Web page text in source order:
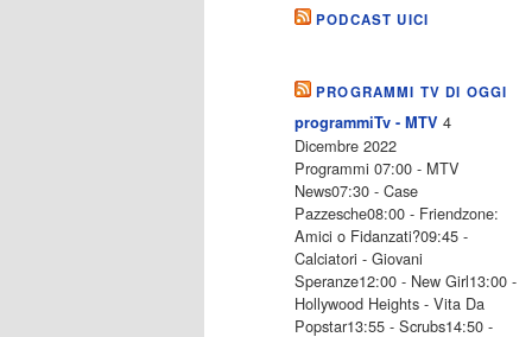
PODCAST UICI
PROGRAMMI TV DI OGGI
programmiTv - MTV 4
Dicembre 2022
Programmi 07:00 - MTV
News07:30 - Case
Pazzesche08:00 - Friendzone:
Amici o Fidanzati?09:45 -
Calciatori - Giovani
Speranze12:00 - New Girl13:00 -
Hollywood Heights - Vita Da
Popstar13:55 - Scrubs14:50 -